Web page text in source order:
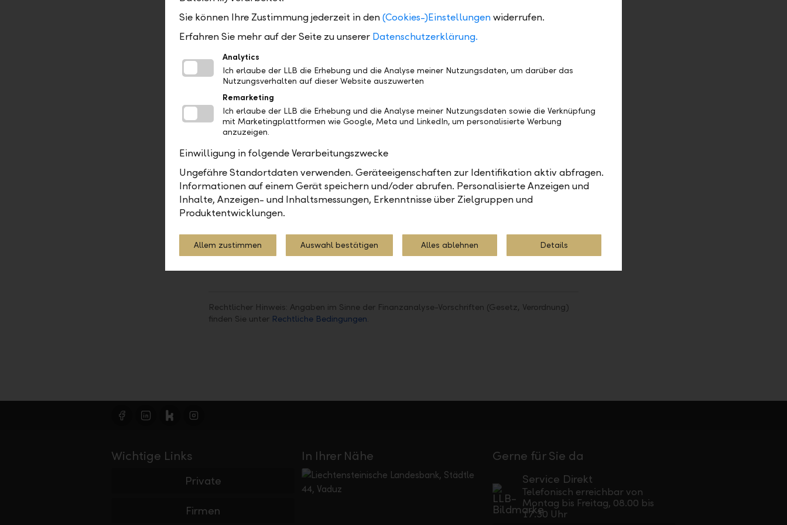
der Finanzkrise. Dazu wird es auf absehbare Zeit aber nicht kommen. Die
Aussichten für die Konjunktur sind günstig. Solange die Anleger ihre
Risikobereitschaft behalten, dürfte die Risikoprämie der Hochzinsanleihen
weiter sinken und Kurs auf das Allzeittief 2007 nehmen.
Roger Wohlwend, Senior Portfoliomanager, LLB Asset Management AG, Vaduz
Asset Management Berichte Märkte
Teilen Drucken
Rechtlicher Hinweis: Angaben im Sinne der Finanzanalyse-Vorschriften (Gesetz, Verordnung)
finden Sie unter Rechtliche Bedingungen.
Gerne für Sie da
Service Direkt
Telefonisch erreichbar von
Montag bis Freitag, 08.00 bis
17.30 Uhr
In Ihrer Nähe
Wichtige Links
Private
Firmen
Sie können Ihre Zustimmung jederzeit in den(Cookies-)Einstellungenwiderrufen.
Erfahren Sie mehr auf der Seite zu unserer Datenschutzerklärung.
Analytics
Ich erlaube der LLB die Erhebung und die Analyse meiner Nutzungsdaten, um darüber das
Nutzungsverhalten auf dieser Website auszuwerten
Remarketing
Ich erlaube der LLB die Erhebung und die Analyse meiner Nutzungsdaten sowie die Verknüpfung
mit Marketingplattformen wie Google, Meta und LinkedIn, um personalisierte Werbung
anzuzeigen.
Einwilligung in folgende Verarbeitungszwecke
Ungefähre Standortdaten verwenden. Geräteeigenschaften zur Identifikation aktiv abfragen.
Informationen auf einem Gerät speichern und/oder abrufen. Personalisierte Anzeigen und
Inhalte, Anzeigen- und Inhaltsmessungen, Erkenntnisse über Zielgruppen und
Produktentwicklungen.
Allem zustimmen Auswahl bestätigen Alles ablehnen Details